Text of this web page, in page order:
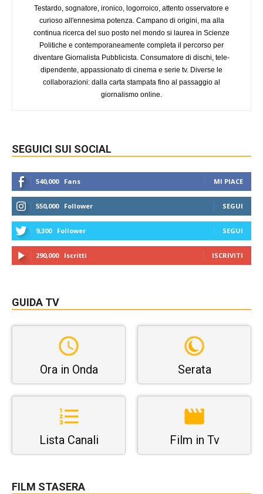
Testardo, sognatore, ironico, logorroico, attento osservatore e
curioso all'ennesima potenza. Campano di origini, ma alla
continua ricerca del suo posto nel mondo si laurea in Scienze
Politiche e contemporaneamente completa il percorso per
diventare Giornalista Pubblicista. Consumatore di dischi, tele-
dipendente, appassionato di cinema e serie tv. Diverse le
collaborazioni: dalla carta stampata fino al passaggio al
giornalismo online.
SEGUICI SUI SOCIAL
540,000 Fans MI PIACE
550,000 Follower SEGUI
9,300 Follower SEGUI
290,000 Iscritti ISCRIVITI
GUIDA TV
Ora in Onda Serata
Lista Canali Film in Tv
FILM STASERA